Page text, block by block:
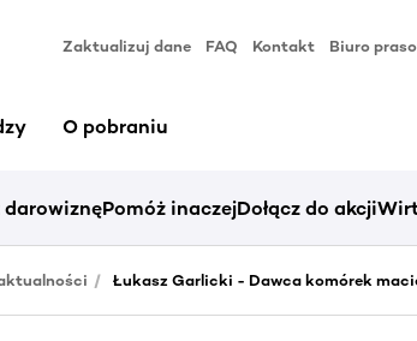
Zaktualizuj dane FAQ Kontakt Biuro
O pobraniu
darowiznęPomóż inaczejDołącz do akcji
Łukasz Garlicki - Dawca komórek